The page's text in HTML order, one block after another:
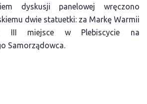
dyskusji panelowej wręczono
dwie statuetki: za Markę Warmii
miejsce w Plebiscycie na
Samorządowca.